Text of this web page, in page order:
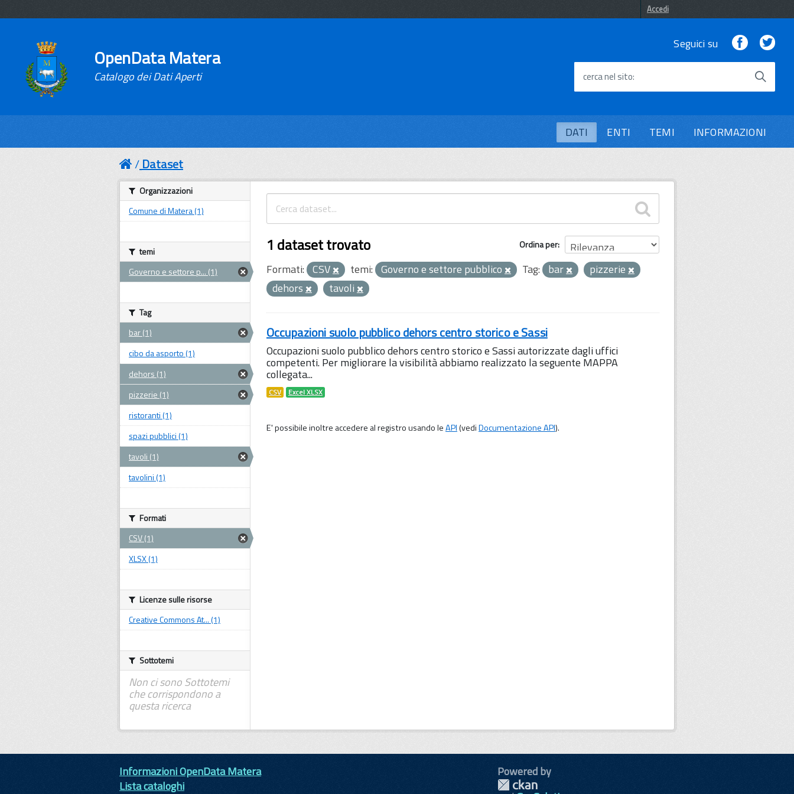
Accedi
OpenData Matera
Catalogo dei Dati Aperti
Seguici su Facebook
cerca nel sito
DATI ENTI TEMI INFORMAZIONI
Dataset
Ordina per
1 dataset trovato
Formati: CSV temi: Governo e settore pubblico Tag: bar
pizzerie
dehors
tavoli
Occupazioni suolo pubblico dehors centro storico e Sassi
Occupazioni suolo pubblico dehors centro storico e Sassi autorizzate dagli uffici
competenti. Per migliorare la visibilità abbiamo realizzato la seguente MAPPA
collegata...
CSV Excel XLSX
E' possibile inoltre accedere al registro usando leAPI(vediDocumentazione API).
Organizzazioni
Comune di Matera (1)
temi
Governo e settore p... (1)
Tag
bar (1)
cibo da asporto (1)
dehors (1)
pizzerie (1)
ristoranti (1)
spazi pubblici (1)
tavoli (1)
tavolini (1)
Formati
CSV (1)
XLSX (1)
Licenze sulle risorse
Creative Commons At... (1)
Sottotemi
Non ci sono Sottotemi
che corrispondono a
questa ricerca
Informazioni OpenData Matera
Lista cataloghi
Powered by